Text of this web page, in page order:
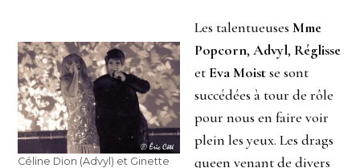
Céline Dion (Advyl) et Ginette
Les talentueuses Mme
Popcorn, Advyl, Réglisse
et Eva Moistse sont
succédées à tour de rôle
pour nous en faire voir
plein les yeux. Les drags
queen venant de divers